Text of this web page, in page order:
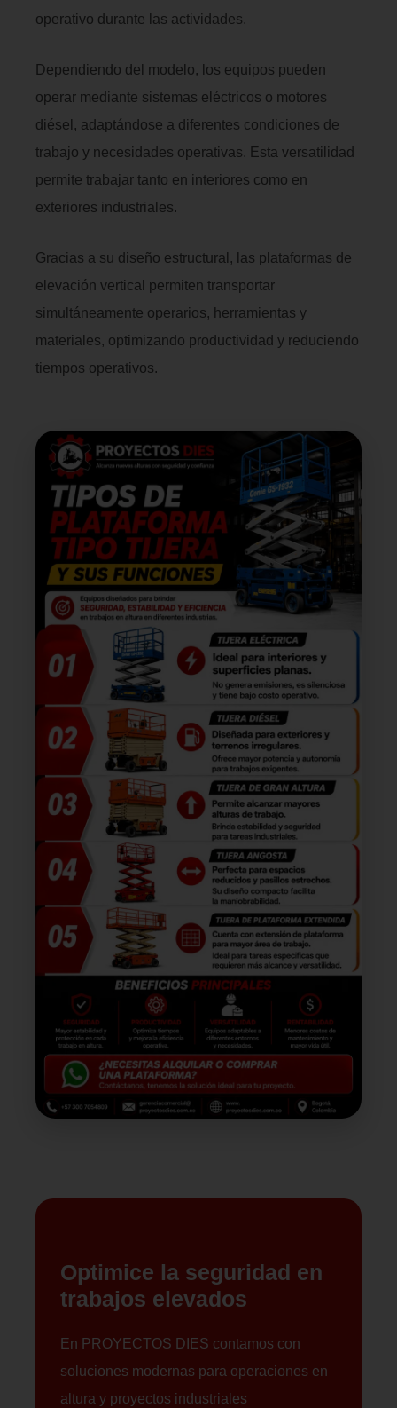
operativo durante las actividades.
Dependiendo del modelo, los equipos pueden
operar mediante sistemas eléctricos o motores
diésel, adaptándose a diferentes condiciones de
trabajo y necesidades operativas. Esta versatilidad
permite trabajar tanto en interiores como en
exteriores industriales.
Gracias a su diseño estructural, las plataformas de
elevación vertical permiten transportar
simultáneamente operarios, herramientas y
materiales, optimizando productividad y reduciendo
tiempos operativos.
Optimice la seguridad en
trabajos elevados
En PROYECTOS DIES contamos con
soluciones modernas para operaciones en
altura y proyectos industriales